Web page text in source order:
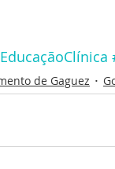
de Gaguez